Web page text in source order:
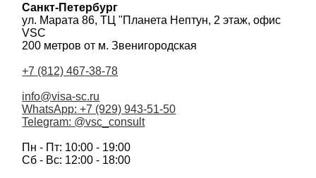
Санкт-Петербург
ул. Марата 86, ТЦ "Планета Нептун, 2 этаж, офис
VSC
200 метров от м. Звенигородская
+7 (812) 467-38-78
info@visa-sc.ru
WhatsApp: +7 (929) 943-51-50
Telegram: @vsc_consult
Пн - Пт: 10:00 - 19:00
Сб - Вс: 12:00 - 18:00